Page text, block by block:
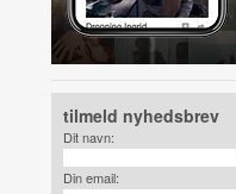
tilmeld nyhedsbrev
Dit navn:
Din email: